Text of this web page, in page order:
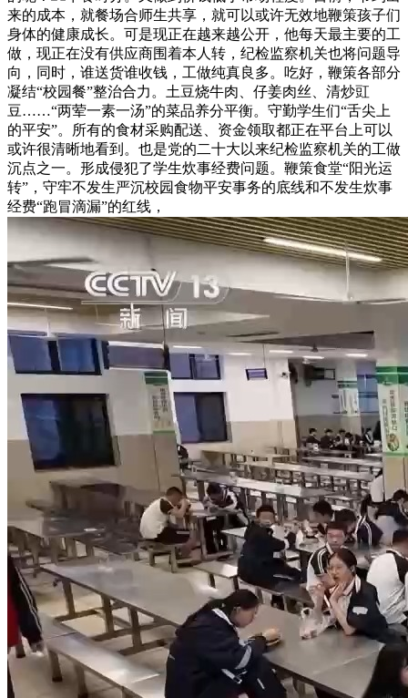
来的成本，就餐场合师生共享，就可以或许无效地鞭策孩子们
身体的健康成长。可是现正在越来越公开，他每天最主要的工
做，现正在没有供应商围着本人转，纪检监察机关也将问题导
向，同时，谁送货谁收钱，工做纯真良多。吃好，鞭策各部分
凝结“校园餐”整治合力。土豆烧牛肉、仔姜肉丝、清炒豇
豆……“两荤一素一汤”的菜品养分平衡。守勤学生们“舌尖上
的平安”。所有的食材采购配送、资金领取都正在平台上可以
或许很清晰地看到。也是党的二十大以来纪检监察机关的工做
沉点之一。形成侵犯了学生炊事经费问题。鞭策食堂“阳光运
转”，守牢不发生严沉校园食物平安事务的底线和不发生炊事
经费“跑冒滴漏”的红线，